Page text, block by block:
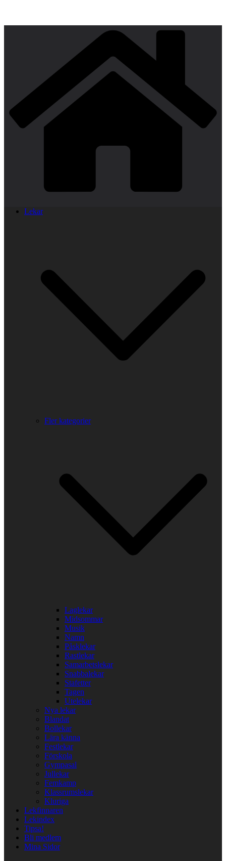
Lekar
Fler kategorier
Laglekar
Midsommar
Musik
Namn
Påsklekar
Rastlekar
Samarbetslekar
Snabbalekar
Stafetter
Tagen
Utelekar
Nya lekar
Blandat
Bollekar
Lära känna
Festlekar
Förskola
Gympasal
Jullekar
Femkamp
Klassrumslekar
Kluriga
Lekfinnaren
Lekindex
Tipsa!
Bli medlem
Mina Sidor